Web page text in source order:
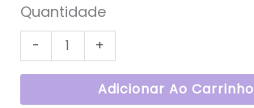
Quantidade
- +
Adicionar Ao Carrinho